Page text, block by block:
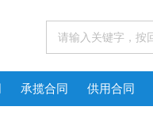
承揽合同 供用合同